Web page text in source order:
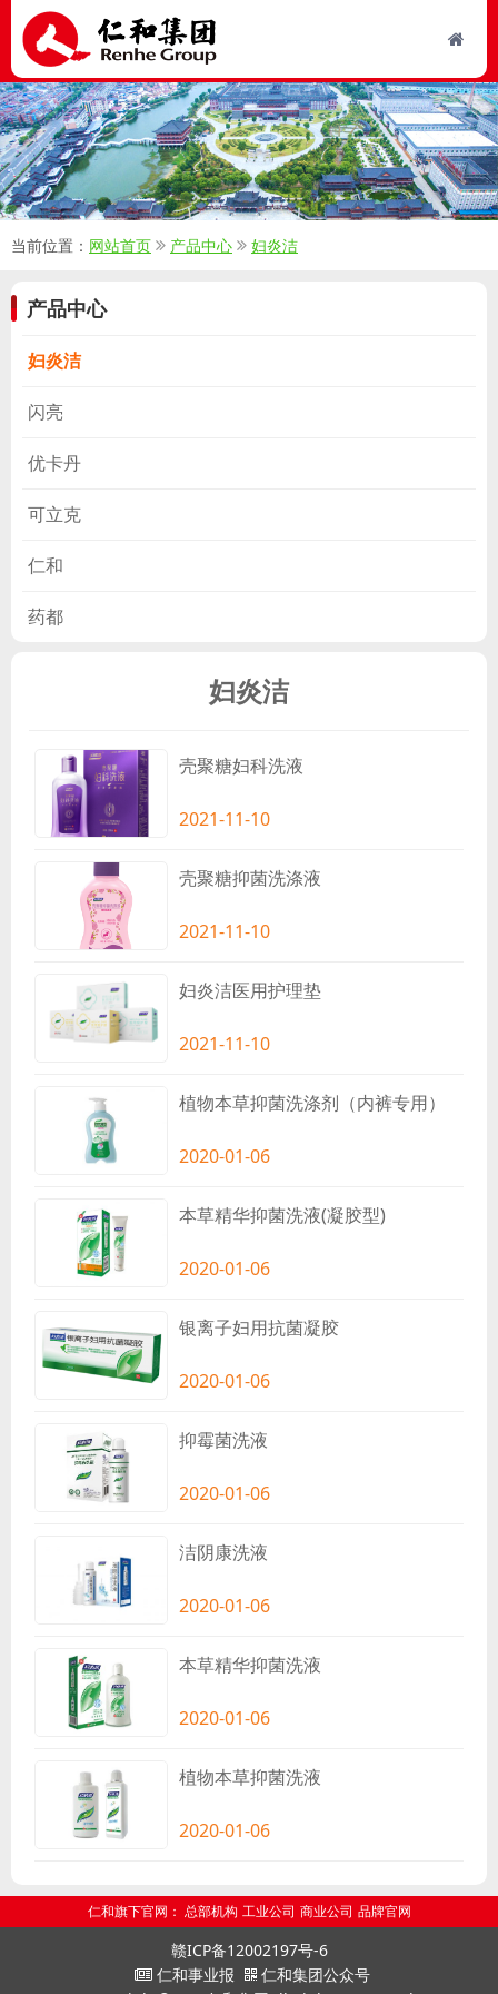
当前位置： 网站首页 产品中心 妇炎洁
产品中心
妇炎洁
闪亮
优卡丹
可立克
仁和
药都
妇炎洁
壳聚糖妇科洗液
2021-11-10
壳聚糖抑菌洗涤液
2021-11-10
妇炎洁医用护理垫
2021-11-10
植物本草抑菌洗涤剂（内裤专用）
2020-01-06
本草精华抑菌洗液(凝胶型)
2020-01-06
银离子妇用抗菌凝胶
2020-01-06
抑霉菌洗液
2020-01-06
洁阴康洗液
2020-01-06
本草精华抑菌洗液
2020-01-06
植物本草抑菌洗液
2020-01-06
仁和旗下官网： 总部机构 工业公司 商业公司 品牌官网
赣ICP备12002197号-6
仁和事业报
仁和集团公众号